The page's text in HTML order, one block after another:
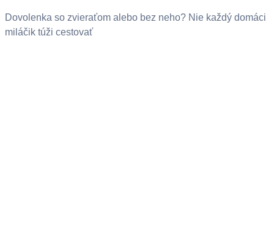
Dovolenka so zvieraťom alebo bez neho? Nie každý domáci
miláčik túži cestovať